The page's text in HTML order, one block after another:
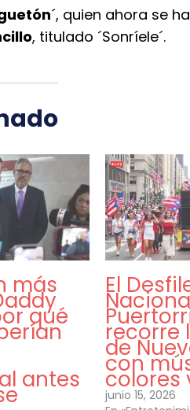
´, quien ahora se
, titulado ´Sonríele´.
más
qué
antes
El
recorre
de
con
colores
junio 15, 2026